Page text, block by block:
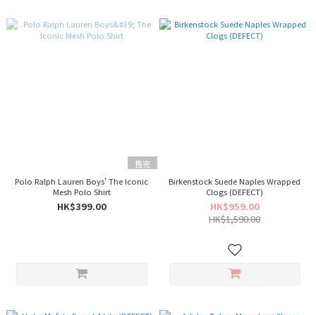
售完
Polo Ralph Lauren Boys' The Iconic
Mesh Polo Shirt
HK$399.00
Birkenstock Suede Naples Wrapped
Clogs (DEFECT)
HK$959.00
HK$1,590.00